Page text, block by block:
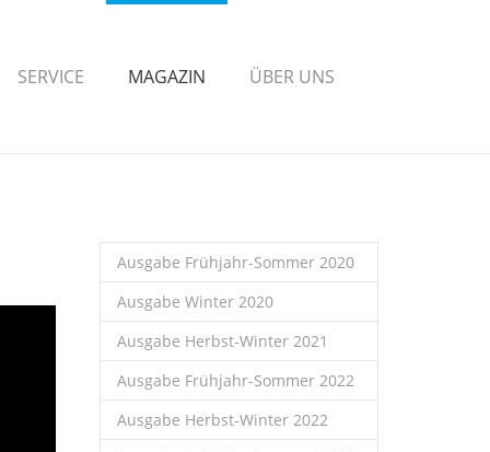
SERVICE MAGAZIN ÜBER UNS
Ausgabe Frühjahr-Sommer 2020
Ausgabe Winter 2020
Ausgabe Herbst-Winter 2021
Ausgabe Frühjahr-Sommer 2022
Ausgabe Herbst-Winter 2022